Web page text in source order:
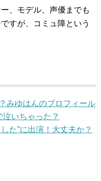
、モデル、声優までも
すが、コミュ障という
みゆはんのプロフィール
いちゃった？
た”に出演！大丈夫か？